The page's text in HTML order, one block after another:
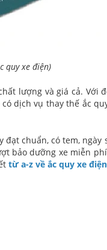
quy xe điện)
lượng và giá cả.
dịch vụ thay thế ắc
đạt chuẩn, có tem,
bảo dưỡng xe miễn
từ a-z về ắc quy xe điện